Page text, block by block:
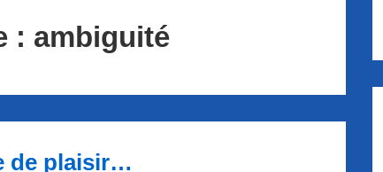
: ambiguité
de plaisir…